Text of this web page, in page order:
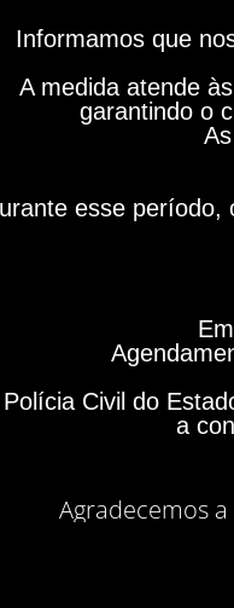
Informamos que
A medida atende
garantindo o
esse período,
Polícia Civil do
a
Agradecemos